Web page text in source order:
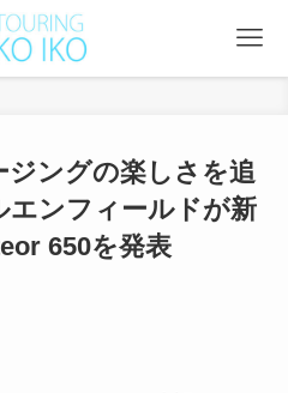
ジングの楽しさを追
エンフィールドが新
650を発表